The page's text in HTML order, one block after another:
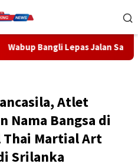
Santai, Awali Rangkaian
Atlet
Nama Bangsa di
Martial Art
Srilanka